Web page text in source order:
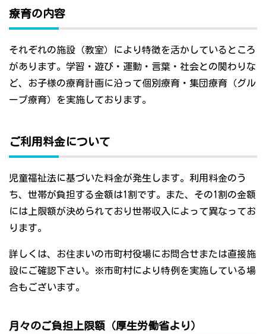
療育の内容
それぞれの施設（教室）により特徴を活かしているところ
があります。学習・遊び・運動・言葉・社会との関わりな
ど、お子様の療育計画に沿って個別療育・集団療育（グル
ープ療育）を実施しております。
ご利用料金について
児童福祉法に基づいた料金が発生します。利用料金のう
ち、世帯が負担する金額は1割です。また、その1割の金額
には上限額が決められており世帯収入によって異なってお
ります。
詳しくは、お住まいの市町村役場にお問合せまたは直接施
設にご確認下さい。※市町村により特例を実施している場
合もございます。
月々のご負担上限額（厚生労働省より）